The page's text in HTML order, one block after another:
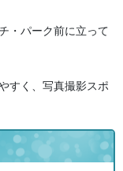
・パーク前に立って
すく、写真撮影スポ